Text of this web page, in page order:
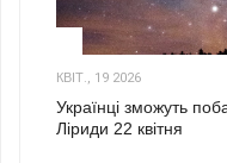
КВІТ., 19 2026
Українці зможуть
Ліриди 22 квітня